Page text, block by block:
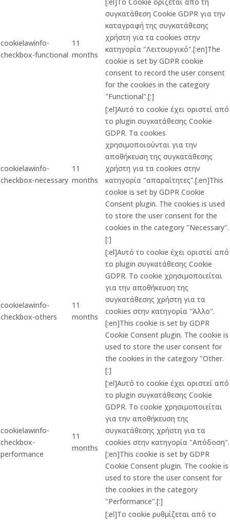
cookielawinfo-
checkbox-functional
11
months
[:el]Το Cookie ορίζεται από τη
συγκατάθεση Cookie GDPR για την
καταγραφή της συγκατάθεσης
χρήστη για τα cookies στην
κατηγορία "Λειτουργικό".[:en]The
cookie is set by GDPR cookie
consent to record the user consent
for the cookies in the category
"Functional".[:]
cookielawinfo-
checkbox-necessary
11
months
[:el]Αυτό το cookie έχει οριστεί από
το plugin συγκατάθεσης Cookie
GDPR. Τα cookies
χρησιμοποιούνται για την
αποθήκευση της συγκατάθεσης
χρήστη για τα cookies στην
κατηγορία "απαραίτητες".[:en]This
cookie is set by GDPR Cookie
Consent plugin. The cookies is used
to store the user consent for the
cookies in the category "Necessary".
[:]
cookielawinfo-
checkbox-others
11
months
[:el]Αυτό το cookie έχει οριστεί από
το plugin συγκατάθεσης Cookie
GDPR. Το cookie χρησιμοποιείται
για την αποθήκευση της
συγκατάθεσης χρήστη για τα
cookies στην κατηγορία "Άλλο".
[:en]This cookie is set by GDPR
Cookie Consent plugin. The cookie is
used to store the user consent for
the cookies in the category "Other.
[:]
cookielawinfo-
checkbox-
performance
11
months
[:el]Αυτό το cookie έχει οριστεί από
το plugin συγκατάθεσης Cookie
GDPR. Το cookie χρησιμοποιείται
για την αποθήκευση της
συγκατάθεσης χρήστη για τα
cookies στην κατηγορία "Απόδοση".
[:en]This cookie is set by GDPR
Cookie Consent plugin. The cookie is
used to store the user consent for
the cookies in the category
"Performance".[:]
[:el]Το cookie ρυθμίζεται από το